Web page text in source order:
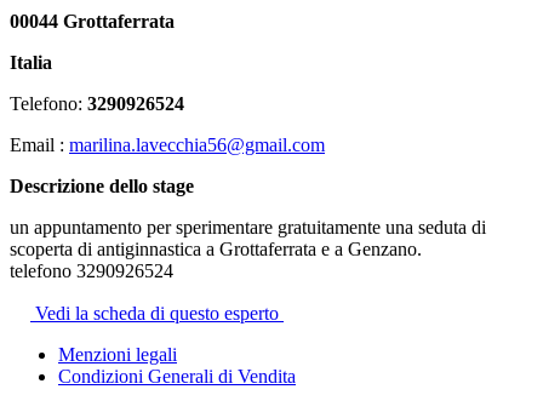
00044 Grottaferrata
Italia
Telefono: 3290926524
Email : marilina.lavecchia56@gmail.com
Descrizione dello stage
un appuntamento per sperimentare gratuitamente una seduta di
scoperta di antiginnastica a Grottaferrata e a Genzano.
telefono 3290926524
Vedi la scheda di questo esperto
Menzioni legali
Condizioni Generali di Vendita